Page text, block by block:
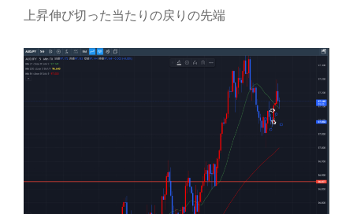
上昇伸び切った当たりの戻りの先端